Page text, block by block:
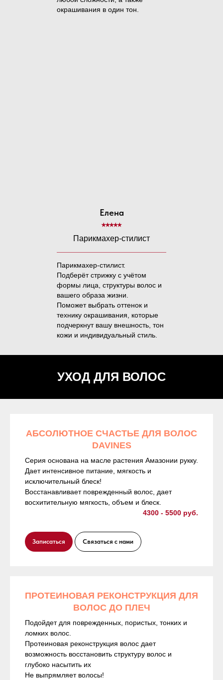
окрашивания в один тон.
Елена
⭑⭑⭑⭑⭑
Парикмахер-стилист
Парикмахер-стилист.
Подберёт стрижку с учётом
формы лица, структуры волос и
вашего образа жизни.
Поможет выбрать оттенок и
технику окрашивания, которые
подчеркнут вашу внешность, тон
кожи и индивидуальный стиль.
УХОД ДЛЯ ВОЛОС
АБСОЛЮТНОЕ СЧАСТЬЕ ДЛЯ ВОЛОС
DAVINES
Серия основана на масле растения Амазонии рукку.
Дает интенсивное питание, мягкость и
исключительный блеск!
Восстанавливает поврежденный волос, дает
восхитительную мягкость, объем и блеск.
4300 - 5500 руб.
Записаться Связаться с нами
ПРОТЕИНОВАЯ РЕКОНСТРУКЦИЯ ДЛЯ
ВОЛОС ДО ПЛЕЧ
Подойдет для поврежденных, пористых, тонких и
ломких волос.
Протеиновая реконструкция волос дает
возможность восстановить структуру волос и
глубоко насытить их
Не выпрямляет волосы!